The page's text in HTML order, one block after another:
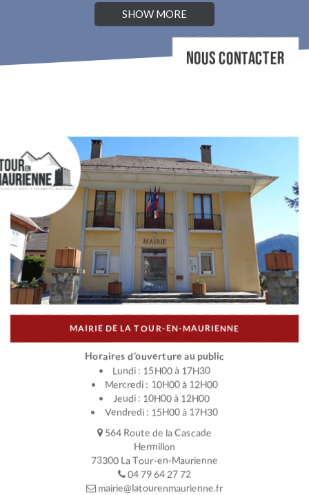
SHOW MORE
NOUS CONTACTER
MAIRIE DE LA TOUR-EN-MAURIENNE
Horaires d’ouverture au public
Lundi : 15H00 à 17H30
Mercredi : 10H00 à 12H00
Jeudi : 10H00 à 12H00
Vendredi : 15H00 à 17H30
564 Route de la Cascade
Hermillon
73300 La Tour-en-Maurienne
04 79 64 27 72
mairie@latourenmaurienne.fr